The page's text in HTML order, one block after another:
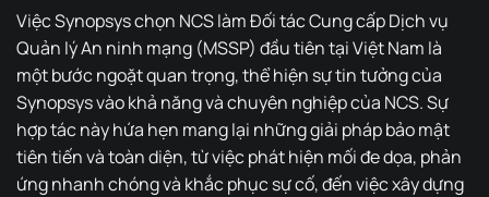
ViệcSynopsyschọn NCSlàm Đối tác Cung cấp Dịch vụ
Quản lý An ninh mạng (MSSP) đầu tiên tại Việt Nam là
một bước ngoặt quan trọng, thể hiện sự tin tưởng của
Synopsys vào khả năng và chuyên nghiệp của NCS. Sự
hợp tác này hứa hẹn mang lại những giải pháp bảo mật
tiên tiến và toàn diện, từ việc phát hiện mối đe dọa, phản
ứng nhanh chóng và khắc phục sự cố, đến việc xây dựng